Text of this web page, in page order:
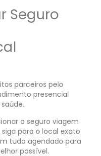
parceiros pelo
presencial
o seguro viagem
para o local exato
tudo agendado para
possível.